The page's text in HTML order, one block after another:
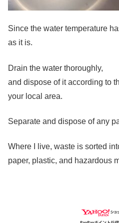
Since the water temperature
as it is.
Drain the water thoroughly,
and dispose of it according to
your local area.
Separate and dispose of any
Where I live, waste is sorted
paper, plastic, and hazardous